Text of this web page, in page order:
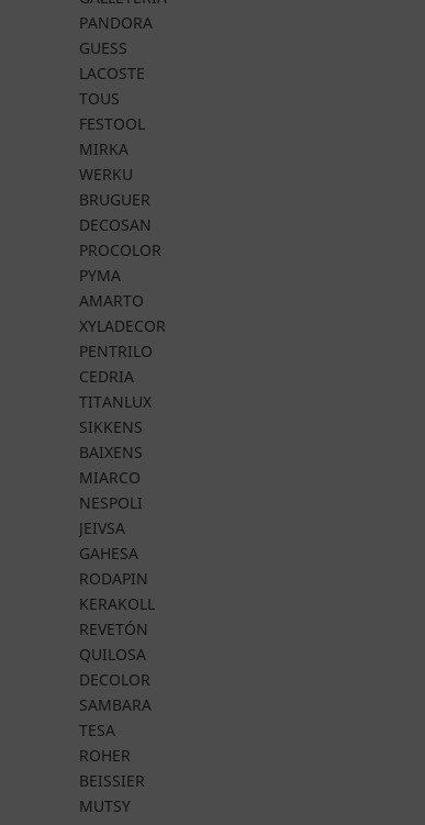
PANDORA
GUESS
LACOSTE
TOUS
FESTOOL
MIRKA
WERKU
BRUGUER
DECOSAN
PROCOLOR
PYMA
AMARTO
XYLADECOR
PENTRILO
CEDRIA
TITANLUX
SIKKENS
BAIXENS
MIARCO
NESPOLI
JEIVSA
GAHESA
RODAPIN
KERAKOLL
REVETÓN
QUILOSA
DECOLOR
SAMBARA
TESA
ROHER
BEISSIER
MUTSY